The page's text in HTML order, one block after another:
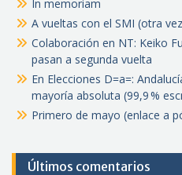
In memoriam
A vueltas con el SMI (otra
Colaboración en NT: Keiko
pasan a segunda vuelta
En Elecciones D=a=:
mayoría absoluta (99,9 %
Primero de mayo (enlace a
Últimos comentarios